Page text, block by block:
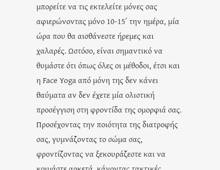
μπορείτε να τις εκτελείτε μόνες σας
αφιερώνοντας μόνο 10-15΄ την ημέρα, μία
ώρα που θα αισθάνεστε ήρεμες και
χαλαρές. Ωστόσο, είναι σημαντικό να
θυμάστε ότι όπως όλες οι μέθοδοι, έτσι και
η Face Yoga από μόνη της δεν κάνει
θαύματα αν δεν έχετε μία ολιστική
προσέγγιση στη φροντίδα της ομορφιά σας.
Προσέχοντας την ποιότητα της διατροφής
σας, γυμνάζοντας το σώμα σας,
φροντίζοντας να ξεκουράζεστε και να